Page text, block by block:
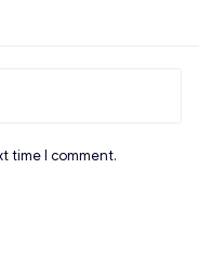
time I comment.